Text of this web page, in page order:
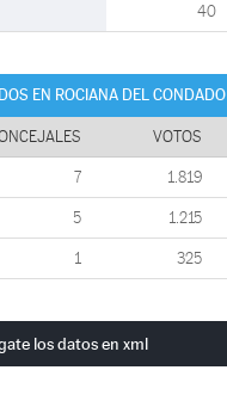
40
EN ROCIANA DEL CONDADO
VOTOS
7 1.819
5 1.215
1 325
los datos en xml